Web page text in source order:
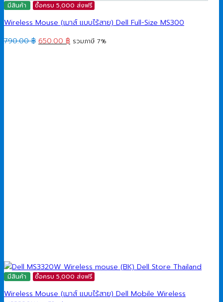
มีสินค้า ซื้อครบ 5,000 ส่งฟรี
Wireless Mouse (เมาส์ แบบไร้สาย) Dell Full-Size MS300
790.00฿ Original
650.00 ฿ Current
รวมภาษี 7%
มีสินค้า ซื้อครบ 5,000 ส่งฟรี
Wireless Mouse (เมาส์ แบบไร้สาย) Dell Mobile Wireless